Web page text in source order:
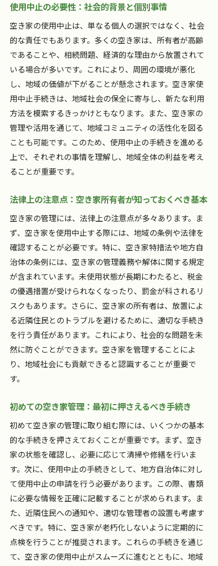
空き家の価値を維持するためのメンテナン
ス
管理業者との連携方法と注意点
災害時に備える空き家の安全対策
トラブルを防ぐ空き家の使用中止に必要なステ
ップ
近隣住民との円滑な関係構築法
使用中止に伴う周辺環境への影響を最小限
にする
法的トラブルを未然に防ぐための対策
空き家の防犯対策とその実践法
トラブル発生時の対応マニュアル作成法
空き家の使用中止に関するよくある質問とその
解答
使用中止手続きに必要な期間は？
どのような書類を準備すべきか？
地元自治体のサポートはどのように受け
る？
使用中止後の維持管理の頻度は？
費用を抑えるためのポイントは？
法的トラブルを避けるための注意点は？
空き家の使用中止手続きを成功させるための秘
手続きの効率化を図るためのコツ
専門家との連携によるスムーズな進行
空き家使用中止成功事例から学ぶ
適切な情報収集とその活用法
空き家の将来を見据えた長期的な視野
空き家の将来を見据えた使用中止手続きの展望
人口減少社会における空き家の役割とは？
空き家再利用の可能性とそのメリット
未来の空き家管理：技術と法律の進化
地域コミュニティに貢献する空き家活用法
使用中止の必要性：社会的背景と個別事情
空き家の使用中止は、単なる個人の選択ではなく、社会
的な責任でもあります。多くの空き家は、所有者が高齢
であることや、相続問題、経済的な理由から放置されて
いる場合が多いです。これにより、周囲の環境が悪化
し、地域の価値が下がることが懸念されます。空き家使
用中止手続きは、地域社会の保全に寄与し、新たな利用
方法を模索するきっかけともなります。また、空き家の
管理や活用を通じて、地域コミュニティの活性化を図る
ことも可能です。このため、使用中止の手続きを進める
上で、それぞれの事情を理解し、地域全体の利益を考え
ることが重要です。
法律上の注意点：空き家所有者が知っておくべき基本
空き家の管理には、法律上の注意点が多々あります。ま
ず、空き家を使用中止する際には、地域の条例や法律を
確認することが必要です。特に、空き家特措法や地方自
治体の条例には、空き家の管理義務や解体に関する規定
が含まれています。未使用状態が長期にわたると、税金
の優遇措置が受けられなくなったり、罰金が科されるリ
スクもあります。さらに、空き家の所有者は、放置によ
る近隣住民とのトラブルを避けるために、適切な手続き
を行う責任があります。これにより、社会的な問題を未
然に防ぐことができます。空き家を管理することによ
り、地域社会にも貢献できると認識することが重要で
す。
初めての空き家管理：最初に押さえるべき手続き
初めて空き家の管理に取り組む際には、いくつかの基本
的な手続きを押さえておくことが重要です。まず、空き
家の状態を確認し、必要に応じて清掃や修繕を行いま
す。次に、使用中止の手続きとして、地方自治体に対し
て使用中止の申請を行う必要があります。この際、書類
に必要な情報を正確に記載することが求められます。ま
た、近隣住民への通知や、適切な管理者の設置も考慮す
べきです。特に、空き家が老朽化しないように定期的に
点検を行うことが推奨されます。これらの手続きを通じ
て、空き家の使用中止がスムーズに進むとともに、地域